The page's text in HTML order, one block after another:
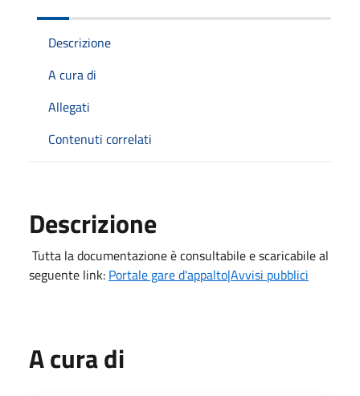
Descrizione
A cura di
Allegati
Contenuti correlati
Descrizione
Tutta la documentazione è consultabile e scaricabile al
seguente link: Portale gare d'appalto|Avvisi pubblici
A cura di